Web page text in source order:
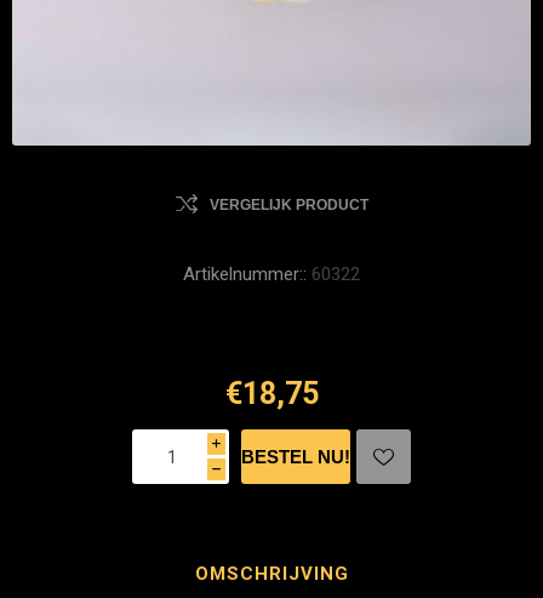
VERGELIJK PRODUCT
Artikelnummer:: 60322
€18,75
i
h
OMSCHRIJVING